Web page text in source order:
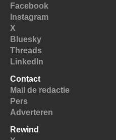
Facebook
Instagram
X
Bluesky
Threads
LinkedIn
Contact
Mail de redactie
Pers
Adverteren
Rewind